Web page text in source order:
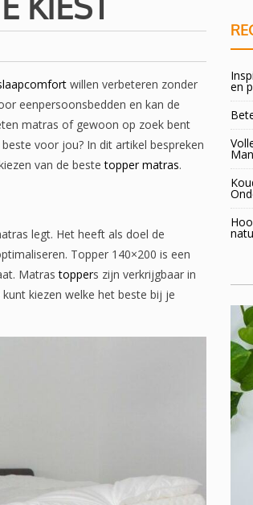
willen verbeteren zonder
eenpersoonsbedden en kan de
matras of gewoon op zoek bent
voor jou? In dit artikel bespreken
van de bestetopper matras.
legt. Het heeft als doel de
Topper 140×200 is een
Matrastoppers zijn verkrijgbaar in
kiezen welke het beste bij je
en